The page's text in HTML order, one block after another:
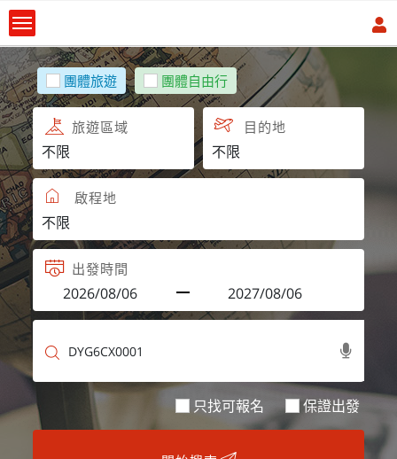
團體旅遊 團體自由行
旅遊區域 目的地
啟程地
出發時間
只找可報名 保證出發